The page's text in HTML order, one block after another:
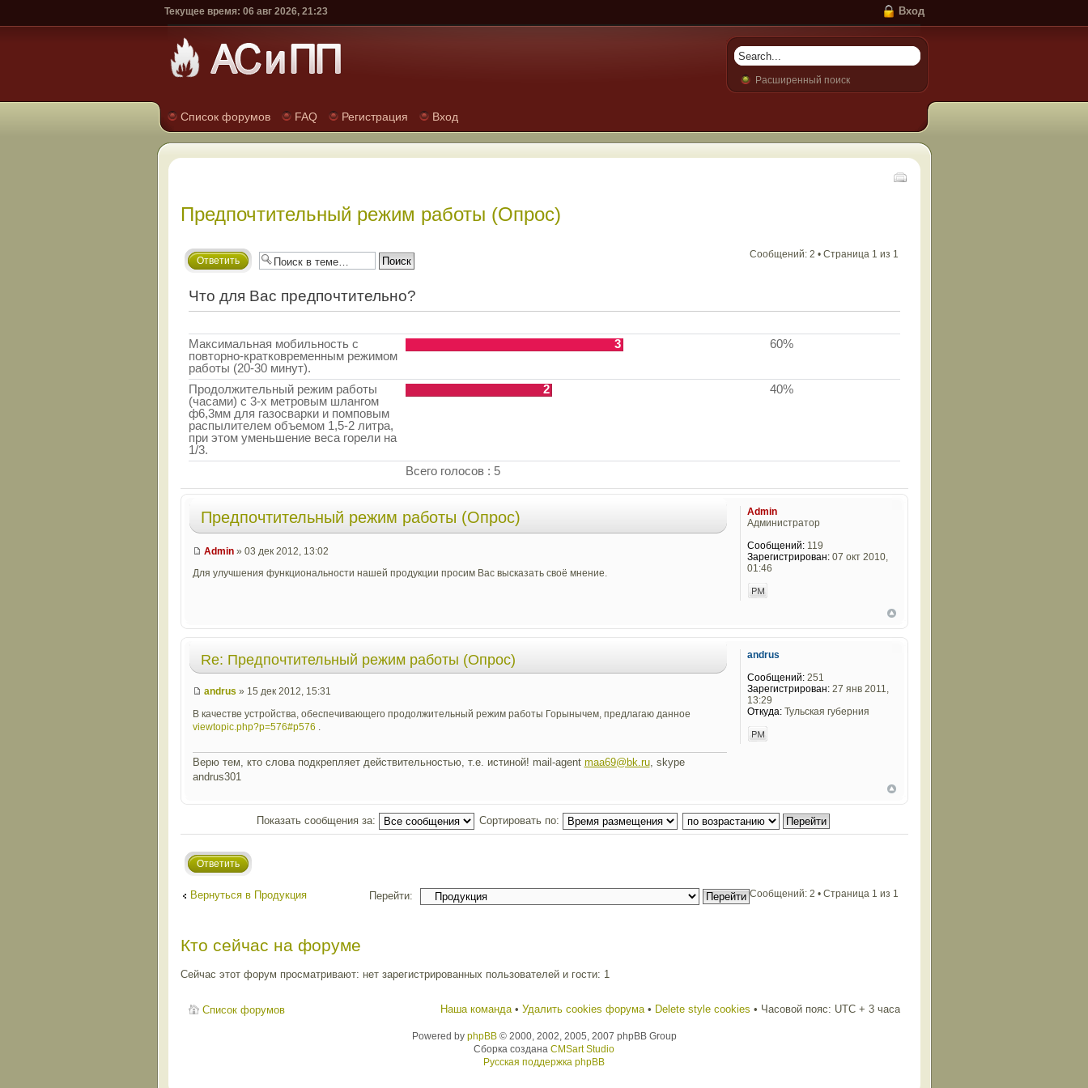
Текущее время: 06 авг 2026, 21:23 Вход
Расширенный поиск
Список форумов FAQ Регистрация Вход
Предпочтительный режим работы (Опрос)
Ответить
Сообщений: 2 • Страница 1 из 1
Что для Вас предпочтительно?
Максимальная мобильность с
повторно-кратковременным режимом
работы (20-30 минут).
3 60%
Продолжительный режим работы
(часами) с 3-х метровым шлангом
ф6,3мм для газосварки и помповым
распылителем объемом 1,5-2 литра,
при этом уменьшение веса горели на
1/3.
2 40%
Всего голосов : 5
Предпочтительный режим работы (Опрос)
Admin» 03 дек 2012, 13:02
Для улучшения функциональности нашей продукции просим Вас высказать своё мнение.
Admin
Администратор
Сообщений: 119
Зарегистрирован: 07 окт 2010,
01:46
Re: Предпочтительный режим работы (Опрос)
andrus » 15 дек 2012, 15:31
В качестве устройства, обеспечивающего продолжительный режим работы Горынычем, предлагаю данное
viewtopic.php?p=576#p576
Верю тем, кто слова подкрепляет действительностью, т.е. истиной! mail-agent maa69@bk.ru, skype
andrus301
andrus
Сообщений: 251
Зарегистрирован: 27 янв 2011,
13:29
Откуда: Тульская губерния
Показать сообщения за: Сортировать по:
Ответить
Сообщений: 2 • Страница 1 из 1
Вернуться в Продукция Перейти:
Кто сейчас на форуме
Сейчас этот форум просматривают: нет зарегистрированных пользователей и гости: 1
Список форумов Наша команда• Удалить cookies форума• Delete style cookies • Часовой пояс: UTC + 3 часа
Powered by phpBB© 2000, 2002, 2005, 2007 phpBB Group
Сборка создана CMSart Studio
Русская поддержка phpBB